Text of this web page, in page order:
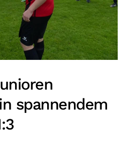
spannendem